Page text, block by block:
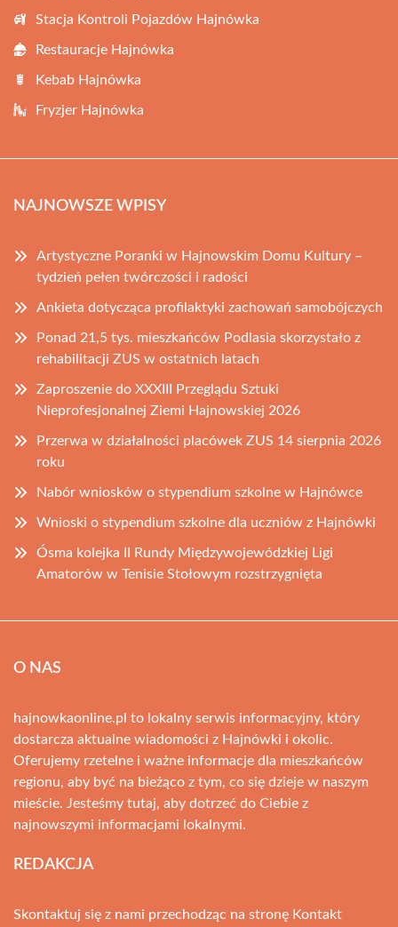
Stacja Kontroli Pojazdów Hajnówka
Restauracje Hajnówka
Kebab Hajnówka
Fryzjer Hajnówka
NAJNOWSZE WPISY
Artystyczne Poranki w Hajnowskim Domu Kultury –
tydzień pełen twórczości i radości
Ankieta dotycząca profilaktyki zachowań samobójczych
Ponad 21,5 tys. mieszkańców Podlasia skorzystało z
rehabilitacji ZUS w ostatnich latach
Zaproszenie do XXXIII Przeglądu Sztuki
Nieprofesjonalnej Ziemi Hajnowskiej 2026
Przerwa w działalności placówek ZUS 14 sierpnia 2026
roku
Nabór wniosków o stypendium szkolne w Hajnówce
Wnioski o stypendium szkolne dla uczniów z Hajnówki
Ósma kolejka II Rundy Międzywojewódzkiej Ligi
Amatorów w Tenisie Stołowym rozstrzygnięta
O NAS
hajnowkaonline.pl to lokalny serwis informacyjny, który
dostarcza aktualne wiadomości z Hajnówki i okolic.
Oferujemy rzetelne i ważne informacje dla mieszkańców
regionu, aby być na bieżąco z tym, co się dzieje w naszym
mieście. Jesteśmy tutaj, aby dotrzeć do Ciebie z
najnowszymi informacjami lokalnymi.
REDAKCJA
Skontaktuj się z nami przechodząc na stronę Kontakt